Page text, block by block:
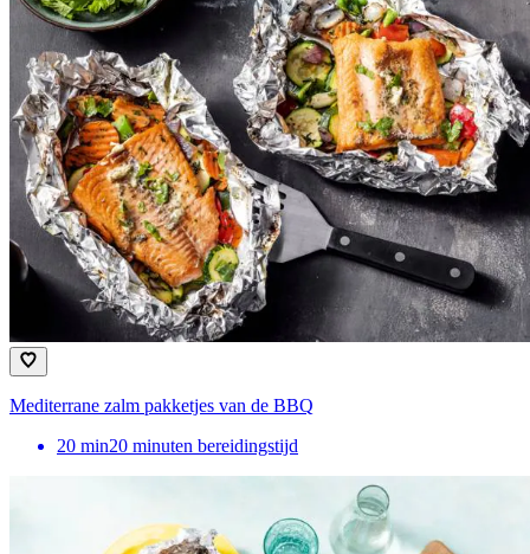
Mediterrane zalm pakketjes van de BBQ
20 min20 minuten bereidingstijd